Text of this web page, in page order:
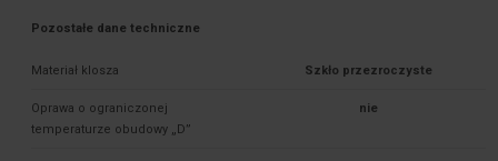
Pozostałe dane techniczne
Materiał klosza Szkło przezroczyste
Oprawa o ograniczonej
temperaturze obudowy „D”
nie